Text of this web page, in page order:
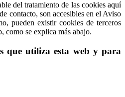
del tratamiento de las cookies aquí
contacto, son accesibles en el Aviso
pueden existir cookies de terceros
como se explica más abajo.
que utiliza esta web y para